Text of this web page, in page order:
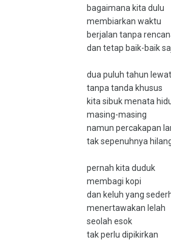
bagaimana kita dulu
membiarkan waktu
berjalan tanpa
dan tetap baik-baik
dua puluh tahun lewat
tanpa tanda khusus
kita sibuk menata
masing-masing
namun percakapan
tak sepenuhnya
pernah kita duduk
membagi kopi
dan keluh yang
menertawakan lelah
seolah esok
tak perlu dipikirkan